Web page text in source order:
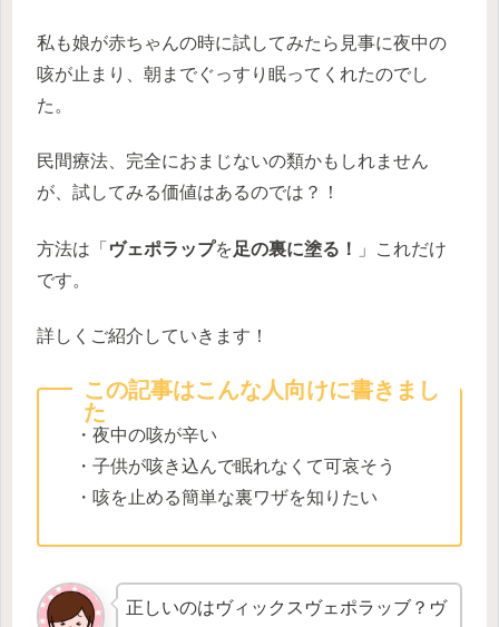
私も娘が赤ちゃんの時に試してみたら見事に夜中の
咳が止まり、朝までぐっすり眠ってくれたのでし
た。
民間療法、完全におまじないの類かもしれません
が、試してみる価値はあるのでは？！
方法は「 ヴェポラップを足の裏に塗る！
」これだけ
です。
詳しくご紹介していきます！
この記事はこんな人向けに書きまし
た
・夜中の咳が辛い
・子供が咳き込んで眠れなくて可哀そう
・咳を止める簡単な裏ワザを知りたい
正しいのはヴィックスヴェポラッブ？ヴ